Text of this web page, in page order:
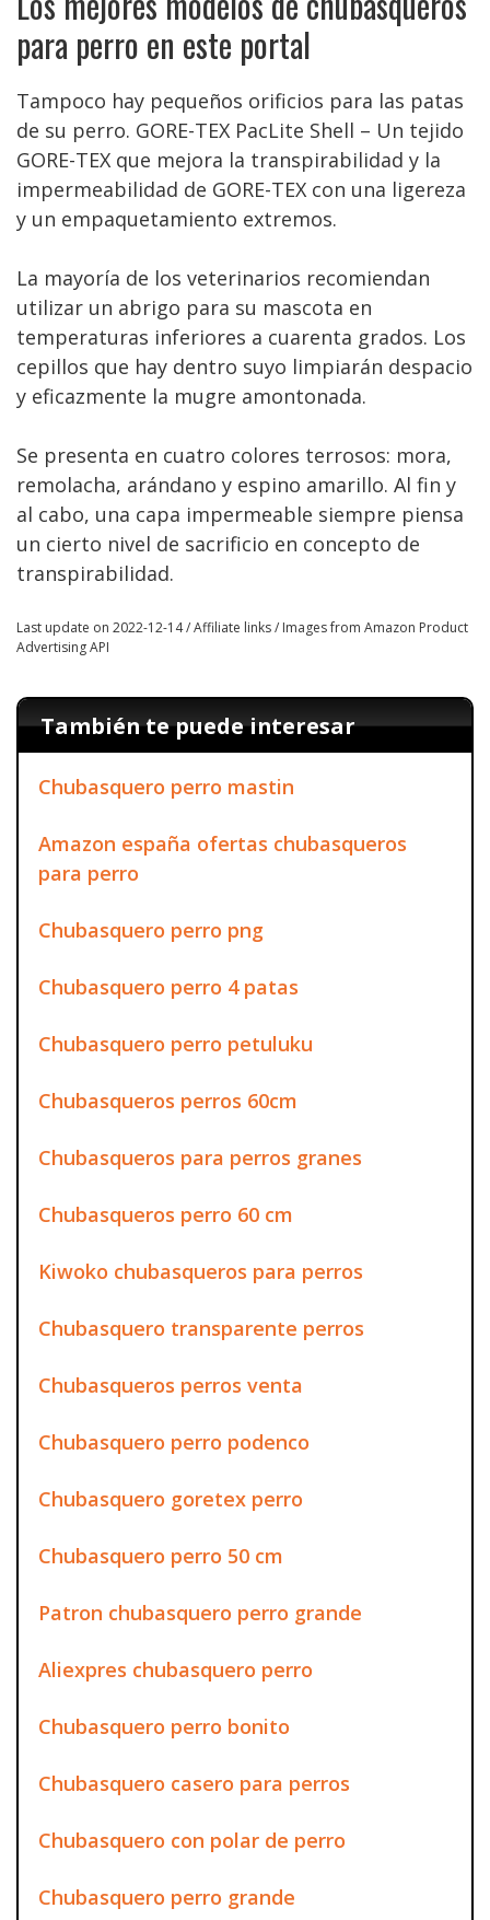
para perro en este portal
Tampoco hay pequeños orificios para las patas
de su perro. GORE-TEX PacLite Shell – Un tejido
GORE-TEX que mejora la transpirabilidad y la
impermeabilidad de GORE-TEX con una ligereza
y un empaquetamiento extremos.
La mayoría de los veterinarios recomiendan
utilizar un abrigo para su mascota en
temperaturas inferiores a cuarenta grados. Los
cepillos que hay dentro suyo limpiarán despacio
y eficazmente la mugre amontonada.
Se presenta en cuatro colores terrosos: mora,
remolacha, arándano y espino amarillo. Al fin y
al cabo, una capa impermeable siempre piensa
un cierto nivel de sacrificio en concepto de
transpirabilidad.
Last update on 2022-12-14 / Affiliate links / Images from Amazon Product
Advertising API
También te puede interesar
Chubasquero perro mastin
Amazon españa ofertas chubasqueros
para perro
Chubasquero perro png
Chubasquero perro 4 patas
Chubasquero perro petuluku
Chubasqueros perros 60cm
Chubasqueros para perros granes
Chubasqueros perro 60 cm
Kiwoko chubasqueros para perros
Chubasquero transparente perros
Chubasqueros perros venta
Chubasquero perro podenco
Chubasquero goretex perro
Chubasquero perro 50 cm
Patron chubasquero perro grande
Aliexpres chubasquero perro
Chubasquero perro bonito
Chubasquero casero para perros
Chubasquero con polar de perro
Chubasquero perro grande